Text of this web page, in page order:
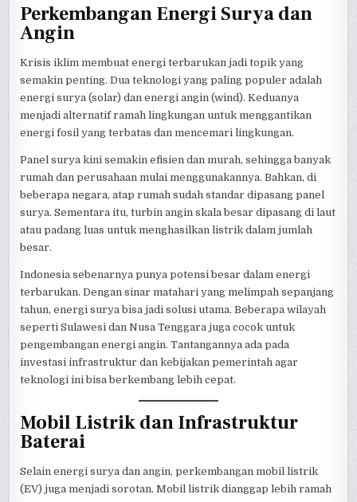
Perkembangan Energi Surya dan
Angin
Krisis iklim membuat energi terbarukan jadi topik yang
semakin penting. Dua teknologi yang paling populer adalah
energi surya (solar) dan energi angin (wind). Keduanya
menjadi alternatif ramah lingkungan untuk menggantikan
energi fosil yang terbatas dan mencemari lingkungan.
Panel surya kini semakin efisien dan murah, sehingga banyak
rumah dan perusahaan mulai menggunakannya. Bahkan, di
beberapa negara, atap rumah sudah standar dipasang panel
surya. Sementara itu, turbin angin skala besar dipasang di laut
atau padang luas untuk menghasilkan listrik dalam jumlah
besar.
Indonesia sebenarnya punya potensi besar dalam energi
terbarukan. Dengan sinar matahari yang melimpah sepanjang
tahun, energi surya bisa jadi solusi utama. Beberapa wilayah
seperti Sulawesi dan Nusa Tenggara juga cocok untuk
pengembangan energi angin. Tantangannya ada pada
investasi infrastruktur dan kebijakan pemerintah agar
teknologi ini bisa berkembang lebih cepat.
Mobil Listrik dan Infrastruktur
Baterai
Selain energi surya dan angin, perkembangan mobil listrik
(EV) juga menjadi sorotan. Mobil listrik dianggap lebih ramah